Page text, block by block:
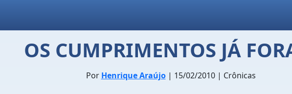
OS CUMPRIMENTOS JÁ
Por Henrique Araújo| 15/02/2010 | Crônicas